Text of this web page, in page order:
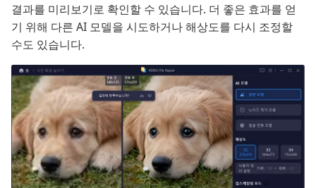
결과를 미리보기로 확인할 수 있습니다. 더 좋은 효과를 얻
기 위해 다른 AI 모델을 시도하거나 해상도를 다시 조정할
수도 있습니다.